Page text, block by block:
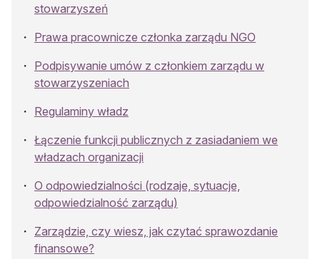
stowarzyszeń
Prawa pracownicze członka zarządu NGO
Podpisywanie umów z członkiem zarządu w
stowarzyszeniach
Regulaminy władz
Łączenie funkcji publicznych z zasiadaniem we
władzach organizacji
O odpowiedzialności (rodzaje, sytuacje,
odpowiedzialność zarządu)
Zarządzie, czy wiesz, jak czytać sprawozdanie
finansowe?